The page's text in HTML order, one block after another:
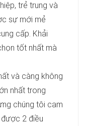
trẻ trung và
sự mới mẻ
cấp. Khải
tốt nhất mà
và càng không
nhất trong
chúng tôi cam
2 điều